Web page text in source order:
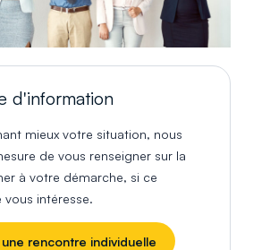
d'information
mieux votre situation, nous
de vous renseigner sur la
à votre démarche, si ce
intéresse.
une rencontre individuelle